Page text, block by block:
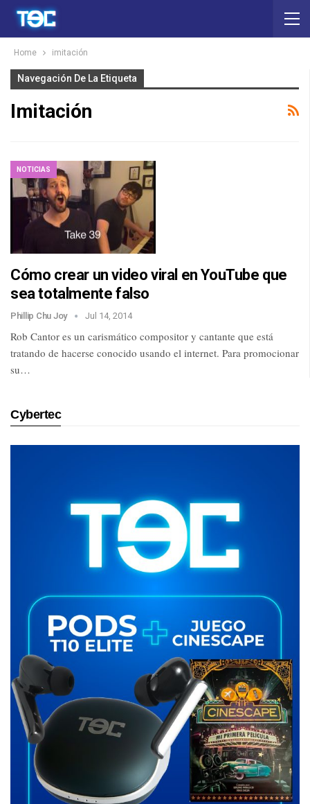
Home imitación
Navegación De La Etiqueta
Imitación
NOTICIAS
Cómo crear un video viral en YouTube que
sea totalmente falso
Phillip Chu Joy Jul 14, 2014
Rob Cantor es un carismático compositor y cantante que está
tratando de hacerse conocido usando el internet. Para promocionar
su…
Cybertec